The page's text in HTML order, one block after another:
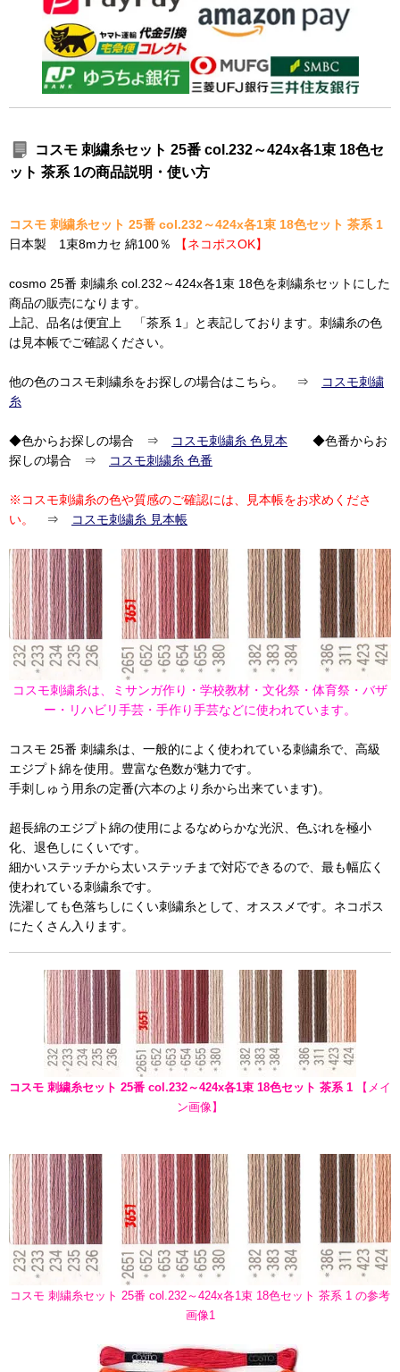
コスモ 刺繍糸セット 25番 col.232～424x各1束 18色セ
ット 茶系 1の商品説明・使い方
コスモ 刺繍糸セット 25番 col.232～424x各1束 18色セット 茶系 1
日本製 1束8mカセ 綿100％
【ネコポスOK】
cosmo 25番 刺繍糸 col.232～424x各1束 18色を刺繍糸セットにした
商品の販売になります。
上記、品名は便宜上 「茶系 1」と表記しております。刺繍糸の色
は見本帳でご確認ください。
他の色のコスモ刺繍糸をお探しの場合はこちら。 ⇒
コスモ刺繍
糸
◆色からお探しの場合 ⇒ コスモ刺繍糸 色見本 ◆色番からお
探しの場合 ⇒
コスモ刺繍糸 色番
※コスモ刺繍糸の色や質感のご確認には、見本帳をお求めくださ
い。
⇒ コスモ刺繍糸 見本帳
コスモ刺繍糸は、ミサンガ作り・学校教材・文化祭・体育祭・バザ
ー・リハビリ手芸・手作り手芸などに使われています。
コスモ 25番 刺繍糸は、一般的によく使われている刺繍糸で、高級
エジプト綿を使用。豊富な色数が魅力です。
手刺しゅう用糸の定番(六本のより糸から出来ています)。
超長綿のエジプト綿の使用によるなめらかな光沢、色ぶれを極小
化、退色しにくいです。
細かいステッチから太いステッチまで対応できるので、最も幅広く
使われている刺繍糸です。
洗濯しても色落ちしにくい刺繍糸として、オススメです。ネコポス
にたくさん入ります。
コスモ 刺繍糸セット 25番 col.232～424x各1束 18色セット 茶系 1 【メイ
ン画像】
コスモ 刺繍糸セット 25番 col.232～424x各1束 18色セット 茶系 1 の参考
画像1